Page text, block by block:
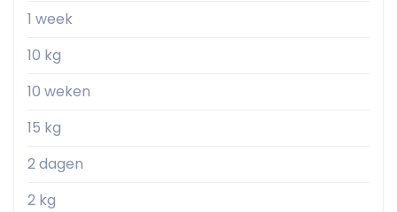
1 week
10 kg
10 weken
15 kg
2 dagen
2 kg